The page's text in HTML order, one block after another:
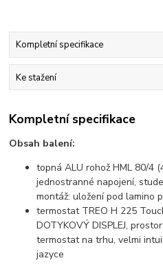
Kompletní specifikace
Ke stažení
Kompletní specifikace
Obsah balení:
topná ALU rohož HML 80/4
jednostranné napojení,
montáž: uložení pod lamino
termostat TREO H 225
DOTYKOVÝ DISPLEJ,
termostat na trhu, velmi
jazyce